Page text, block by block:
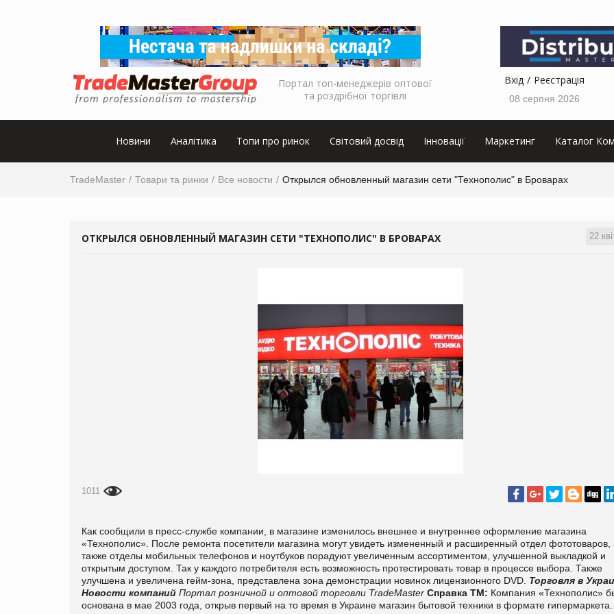
Портал топ-менеджерів оптової
та роздрібної торгівлі
Вхід Реєстрація
08 серпня 2026
Новини Аналітика Топи про ринок Світовий досвід Інновації Маркетинг Каталог
TradeMaster Товари та ринки Все новости Открылся обновленный магазин сети "Технополис" в Броварах
22
ОТКРЫЛСЯ ОБНОВЛЕННЫЙ МАГАЗИН СЕТИ "ТЕХНОПОЛИС" В БРОВАРАХ
1011
Как сообщили в пресс-службе компании, в магазине изменилось внешнее и внутреннее оформление магазина
«Технополис». После ремонта посетители магазина могут увидеть измененный и расширенный отдел фототоваров,
также отделы мобильных телефонов и ноутбуков порадуют увеличенным ассортиментом, улучшенной выкладкой и
открытым доступом. Так у каждого потребителя есть возможность протестировать товар в процессе выбора. Также
улучшена и увеличена гейм-зона, представлена зона демонстрации новинок лицензионного DVD. Торговля в
Новости компаний Портал розничной и оптовой торговли TradeMaster Справка ТМ: Компания «Технополис»
основана в мае 2003 года, открыв первый на то время в Украине магазин бытовой техники в формате